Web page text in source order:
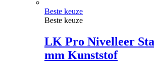
Beste keuze
Beste keuze
LK Pro Nivelleer
mm Kunststof